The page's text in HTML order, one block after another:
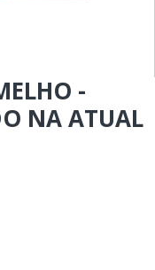
-
NA ATUAL